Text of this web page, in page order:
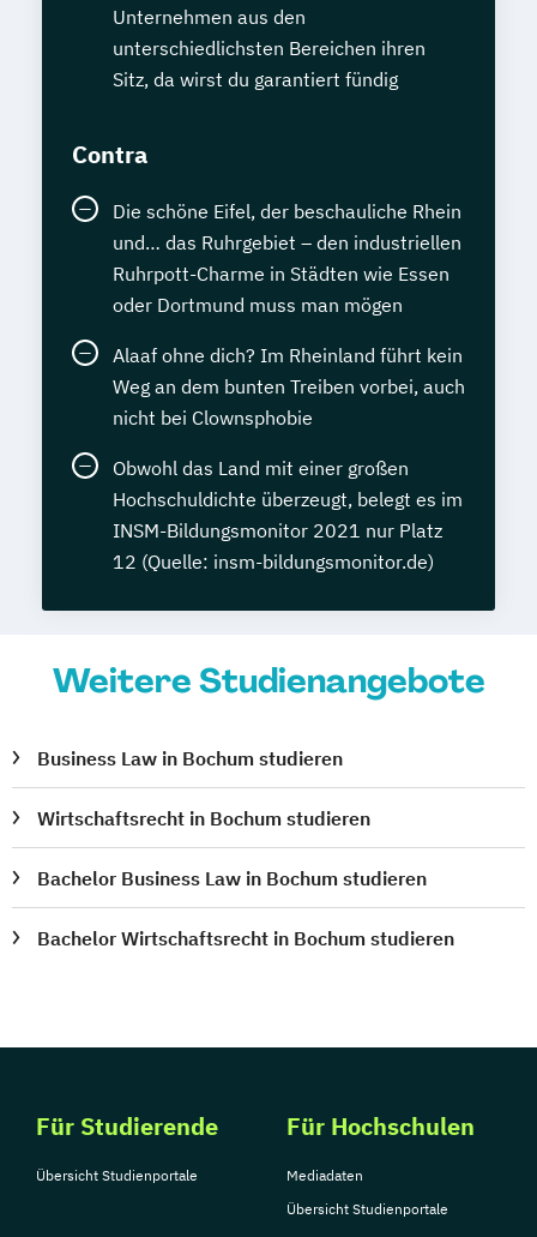
Unternehmen aus den
unterschiedlichsten Bereichen ihren
Sitz, da wirst du garantiert fündig
Contra
Die schöne Eifel, der beschauliche Rhein
und… das Ruhrgebiet – den industriellen
Ruhrpott-Charme in Städten wie Essen
oder Dortmund muss man mögen
Alaaf ohne dich? Im Rheinland führt kein
Weg an dem bunten Treiben vorbei, auch
nicht bei Clownsphobie
Obwohl das Land mit einer großen
Hochschuldichte überzeugt, belegt es im
INSM-Bildungsmonitor 2021 nur Platz
12 (Quelle: insm-bildungsmonitor.de)
Weitere Studienangebote
Business Law in Bochum studieren
Wirtschaftsrecht in Bochum studieren
Bachelor Business Law in Bochum studieren
Bachelor Wirtschaftsrecht in Bochum studieren
Für Studierende
Übersicht Studienportale
Für Hochschulen
Mediadaten
Übersicht Studienportale